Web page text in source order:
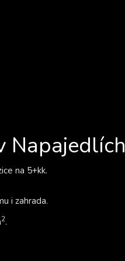
Napajedlích
na 5+kk.
i zahrada.
2.